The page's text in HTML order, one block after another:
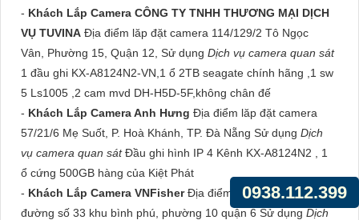
- Khách Lắp Camera CÔNG TY TNHH THƯƠNG MẠI DỊCH
VỤ TUVINA Địa điểm lăp đặt camera 114/129/2 Tô Ngọc
Vân, Phường 15, Quận 12, Sử dụng Dịch vụ camera quan sát
1 đầu ghi KX-A8124N2-VN,1 ổ 2TB seagate chính hãng ,1 sw
5 Ls1005 ,2 cam mvd DH-H5D-5F,không chân đế
- Khách Lắp Camera Anh Hưng Địa điểm lăp đặt camera
57/21/6 Mẹ Suốt, P. Hoà Khánh, TP. Đà Nẵng Sử dụng Dịch
vụ camera quan sátĐầu ghi hình IP 4 Kênh KX-A8124N2 , 1
ổ cứng 500GB hàng của Kiệt Phát
- Khách Lắp Camera VNFisherĐịa điểm lăp đặt camera 30
đường số 33 khu bình phú, phường 10 quận 6 Sử dụng Dịch
0938.112.399